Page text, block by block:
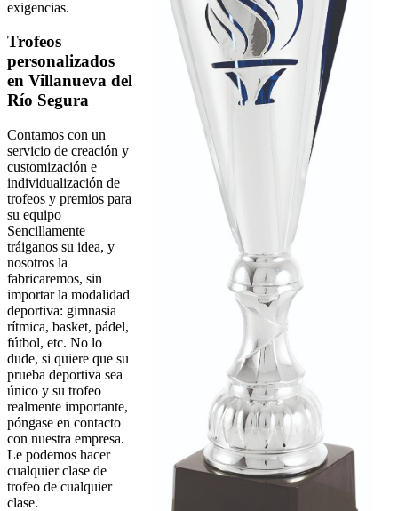
exigencias.
Trofeos
personalizados
en Villanueva del
Río Segura
Contamos con un
servicio de creación y
customización e
individualización de
trofeos y premios para
su equipo
Sencillamente
tráiganos su idea, y
nosotros la
fabricaremos, sin
importar la modalidad
deportiva: gimnasia
rítmica, basket, pádel,
fútbol, etc. No lo
dude, si quiere que su
prueba deportiva sea
único y su trofeo
realmente importante,
póngase en contacto
con nuestra empresa.
Le podemos hacer
cualquier clase de
trofeo de cualquier
clase.